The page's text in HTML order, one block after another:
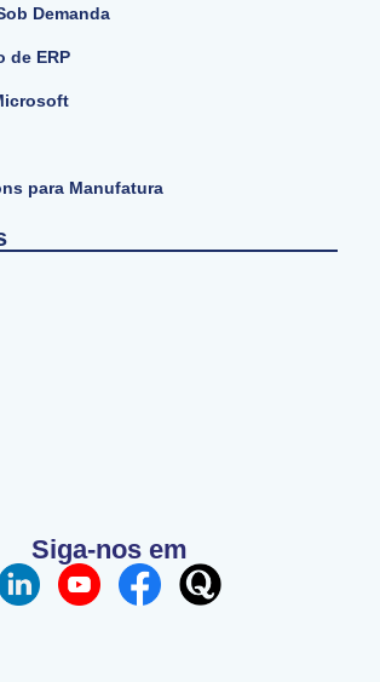
Demanda
de ERP
para Manufatura
Siga-nos em